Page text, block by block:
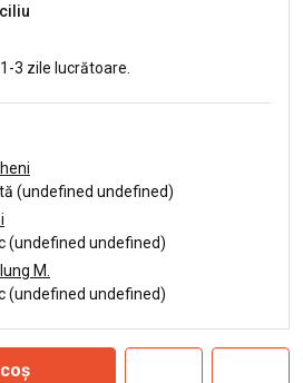
3 zile lucrătoare.
(undefined undefined)
(undefined undefined)
M.
(undefined undefined)